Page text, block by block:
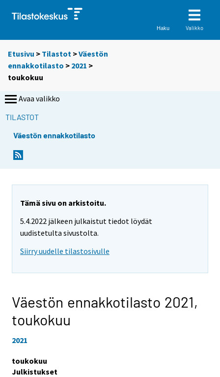
Haku Valikko
Etusivu > Tilastot >Väestön
ennakkotilasto > 2021 >
toukokuu
Avaa valikko
TILASTOT
Väestön ennakkotilasto
Tämä sivu on arkistoitu.
5.4.2022 jälkeen julkaistut tiedot löydät
uudistetulta sivustolta.
Siirry uudelle tilastosivulle
Väestön ennakkotilasto 2021,
toukokuu
2021
toukokuu
Julkistukset